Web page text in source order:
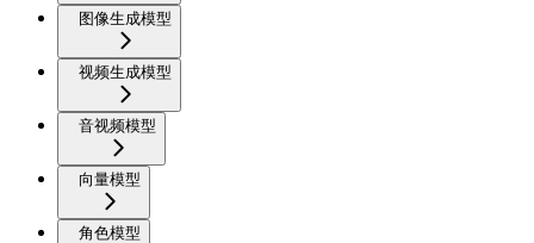
图像生成模型
视频生成模型
音视频模型
向量模型
角色模型